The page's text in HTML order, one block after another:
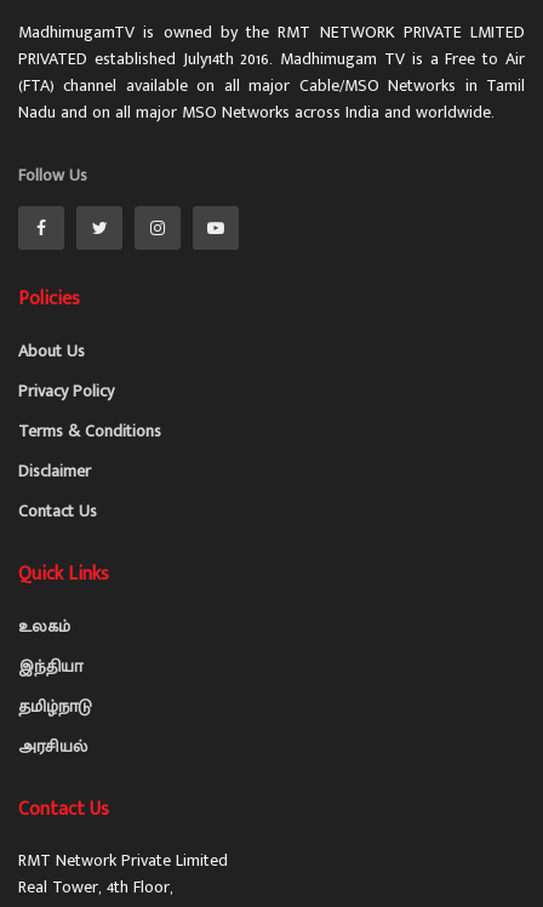
MadhimugamTV is owned by the RMT NETWORK PRIVATE LMITED
PRIVATED established July14th 2016. Madhimugam TV is a Free to Air
(FTA) channel available on all major Cable/MSO Networks in Tamil
Nadu and on all major MSO Networks across India and worldwide.
Follow Us
Policies
About Us
Privacy Policy
Terms & Conditions
Disclaimer
Contact Us
Quick Links
உலகம்
இந்தியா
தமிழ்நாடு
அரசியல்
Contact Us
RMT Network Private Limited
Real Tower, 4th Floor,